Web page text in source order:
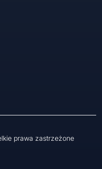
prawa zastrzeżone